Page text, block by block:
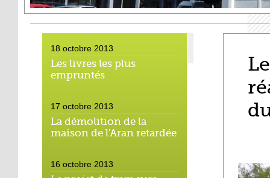
18 octobre 2013
Les livres les plus
empruntés
17 octobre 2013
La démolition de la
maison de l'Aran retardée
16 octobre 2013